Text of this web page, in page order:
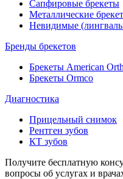
Сапфировые брекеты
Металлические
Невидимые
Бренды брекетов
Брекеты American
Брекеты Ormco
Диагностика
Прицельный снимок
Рентген зубов
КТ зубов
Получите бесплатную
вопросы об услугах и